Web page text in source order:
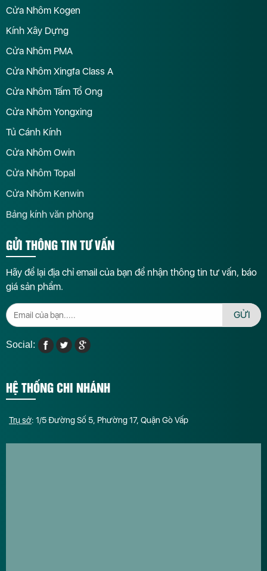
Cửa Nhôm Kogen
Kính Xây Dựng
Cửa Nhôm PMA
Cửa Nhôm Xingfa Class A
Cửa Nhôm Tấm Tổ Ong
Cửa Nhôm Yongxing
Tủ Cánh Kính
Cửa Nhôm Owin
Cửa Nhôm Topal
Cửa Nhôm Kenwin
Bảng kính văn phòng
GỬI THÔNG TIN TƯ VẤN
Hãy để lại địa chỉ email của bạn để nhận thông tin tư vấn, báo
giá sản phẩm.
GỬI
Social:
HỆ THỐNG CHI NHÁNH
Trụ sở: 1/5 Đường Số 5, Phường 17, Quận Gò Vấp